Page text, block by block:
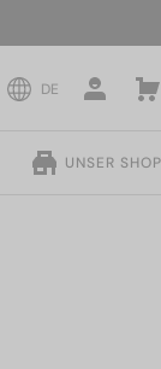
DE
UNSER SHOP